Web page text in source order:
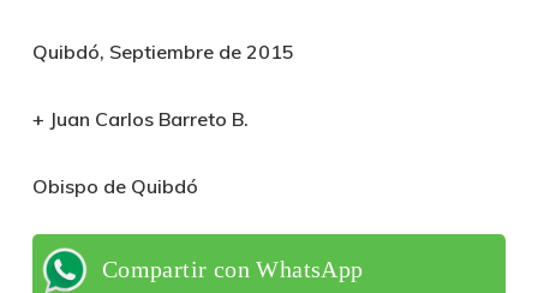
Quibdó, Septiembre de 2015
+ Juan Carlos Barreto B.
Obispo de Quibdó
Compartir con WhatsApp